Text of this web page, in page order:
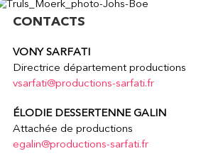
CONTACTS
VONY SARFATI
Directrice département productions
vsarfati@productions-sarfati.fr
ÉLODIE DESSERTENNE GALIN
Attachée de productions
egalin@productions-sarfati.fr